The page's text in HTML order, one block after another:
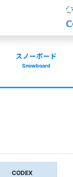
スノーボード
Snowboard
CODEX